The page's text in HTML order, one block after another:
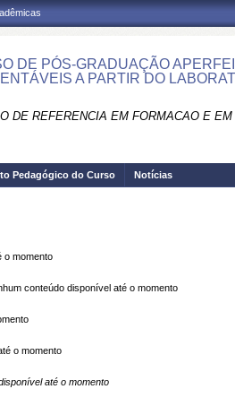
DE PÓS-GRADUAÇÃO
A PARTIR DO
DE REFERENCIA EM FORMACAO E
Pedagógico do Curso Notícias
o momento
conteúdo disponível até o momento
o momento
até o momento